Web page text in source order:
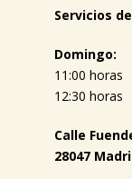
Servicios
Domingo:
11:00 horas
12:30 horas
Calle
28047